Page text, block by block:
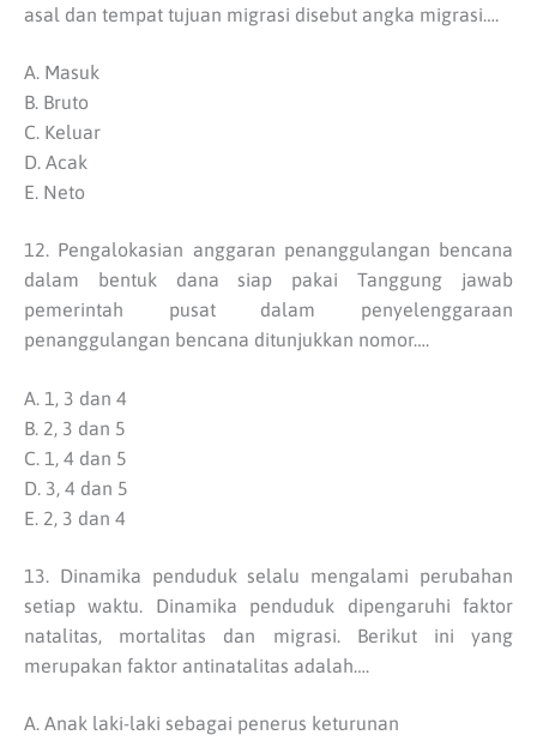
asal dan tempat tujuan migrasi disebut angka migrasi….
A. Masuk
B. Bruto
C. Keluar
D. Acak
E. Neto
12. Pengalokasian anggaran penanggulangan bencana
dalam bentuk dana siap pakai Tanggung jawab
pemerintah pusat dalam penyelenggaraan
penanggulangan bencana ditunjukkan nomor….
A. 1, 3 dan 4
B. 2, 3 dan 5
C. 1, 4 dan 5
D. 3, 4 dan 5
E. 2, 3 dan 4
13. Dinamika penduduk selalu mengalami perubahan
setiap waktu. Dinamika penduduk dipengaruhi faktor
natalitas, mortalitas dan migrasi. Berikut ini yang
merupakan faktor antinatalitas adalah….
A. Anak laki-laki sebagai penerus keturunan